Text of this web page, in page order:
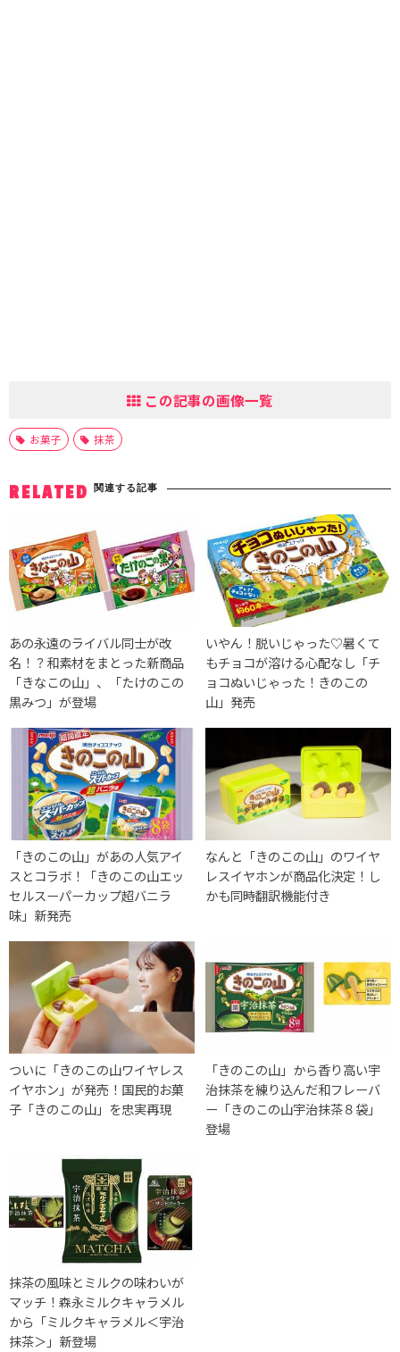
この記事の画像一覧
お菓子 抹茶
RELATED 関連する記事
あの永遠のライバル同士が改
名！？和素材をまとった新商品
「きなこの山」、「たけのこの
黒みつ」が登場
いやん！脱いじゃった♡暑くて
もチョコが溶ける心配なし「チ
ョコぬいじゃった！きのこの
山」発売
「きのこの山」があの人気アイ
スとコラボ！「きのこの山エッ
セルスーパーカップ超バニラ
味」新発売
なんと「きのこの山」のワイヤ
レスイヤホンが商品化決定！し
かも同時翻訳機能付き
ついに「きのこの山ワイヤレス
イヤホン」が発売！国民的お菓
子「きのこの山」を忠実再現
「きのこの山」から香り高い宇
治抹茶を練り込んだ和フレーバ
ー「きのこの山宇治抹茶８袋」
登場
抹茶の風味とミルクの味わいが
マッチ！森永ミルクキャラメル
から「ミルクキャラメル＜宇治
抹茶＞」新登場